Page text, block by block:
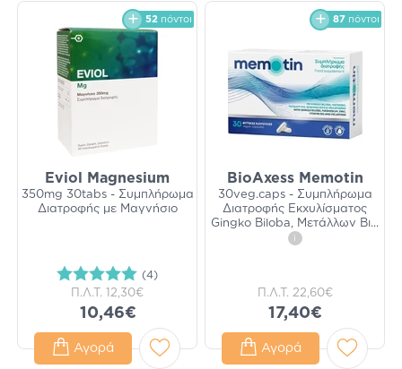
52 πόντοι
Eviol Magnesium
350mg 30tabs - Συμπλήρωμα
Διατροφής με Μαγνήσιο
(4)
Π.Λ.Τ. 12,30€
10,46€
Αγορά
87 πόντοι
BioAxess Memotin
30veg.caps - Συμπλήρωμα
Διατροφής Εκχυλίσματος
Gingko Biloba, Μετάλλων Βι...
i
Π.Λ.Τ. 22,60€
17,40€
Αγορά